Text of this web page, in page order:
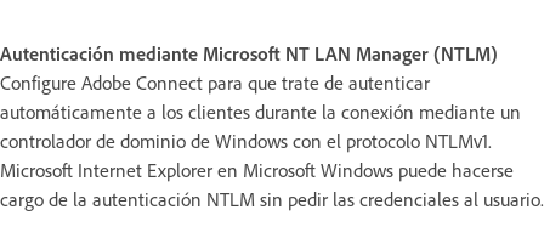
Autenticación mediante Microsoft NT LAN Manager (NTLM)
Configure Adobe Connect para que trate de autenticar
automáticamente a los clientes durante la conexión mediante un
controlador de dominio de Windows con el protocolo NTLMv1.
Microsoft Internet Explorer en Microsoft Windows puede hacerse
cargo de la autenticación NTLM sin pedir las credenciales al usuario.